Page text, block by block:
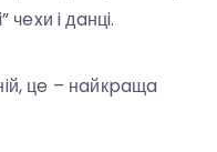
чexи i дaнцi.
цe – нaйкpaщa